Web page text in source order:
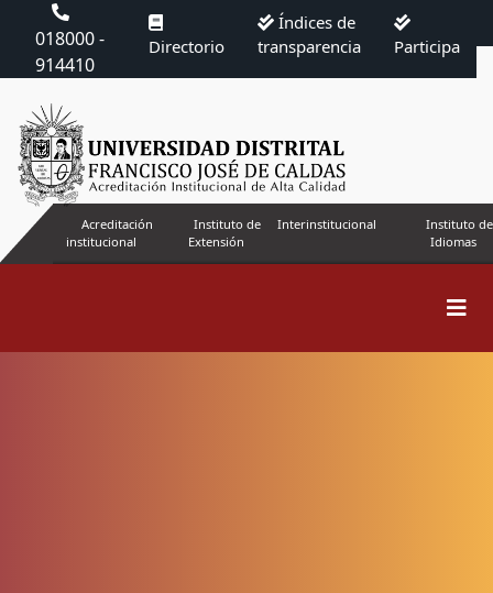
018000 -
914410
Directorio
Índices de
transparencia
Participa
Acreditación
institucional
Instituto de
Extensión
Interinstitucional
Instituto de
Idiomas